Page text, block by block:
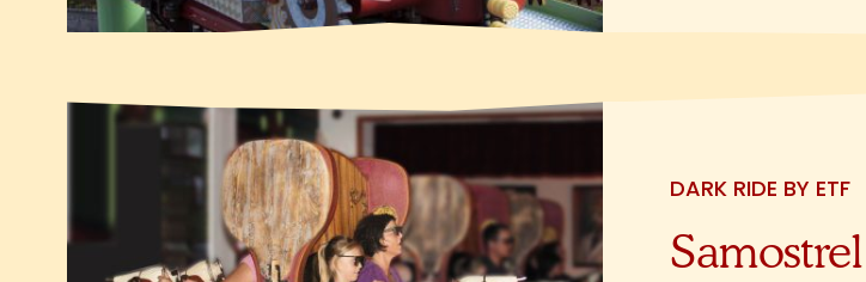
DARK RIDE BY ETF